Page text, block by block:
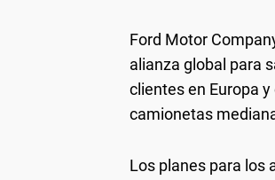
Ford Motor
alianza global para
clientes en Europa
camionetas
Los planes para los